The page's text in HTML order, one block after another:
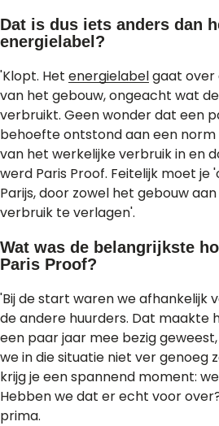
Dat is dus iets anders dan
energielabel?
'Klopt. Het energielabelgaat over
van het gebouw, ongeacht wat
verbruikt. Geen wonder dat een
behoefte ontstond aan een norm
van het werkelijke verbruik in en
werd Paris Proof. Feitelijk moet
Parijs, door zowel het gebouw
verbruik te verlagen'.
Wat was de belangrijkste
Paris Proof?
'Bij de start waren we afhankelijk
de andere huurders. Dat maakte
een paar jaar mee bezig
we in die situatie niet ver genoeg
krijg je een spannend moment:
Hebben we dat er echt voor
prima.